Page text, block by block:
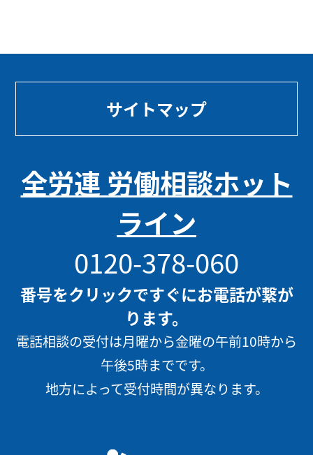
サイトマップ
全労連 労働相談ホット
ライン
0120-378-060
番号をクリックですぐにお電話が繋が
ります。
電話相談の受付は月曜から金曜の午前10時から
午後5時までです。
地方によって受付時間が異なります。